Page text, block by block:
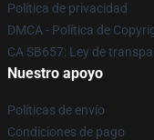
Política de privacidad
DMCA - Política de
CA SB657: Ley de
Nuestro apoyo
Políticas de envío
Condiciones de pago